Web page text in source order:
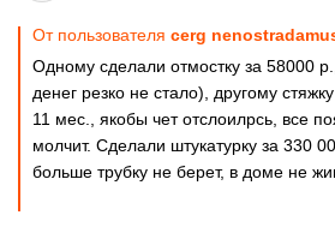
От пользователя cerg
Одному сделали отмостку за 58000
денег резко не стало), другому
11 мес., якобы чет отслоилрсь, все
молчит. Сделали штукатурку за 330
больше трубку не берет, в доме не